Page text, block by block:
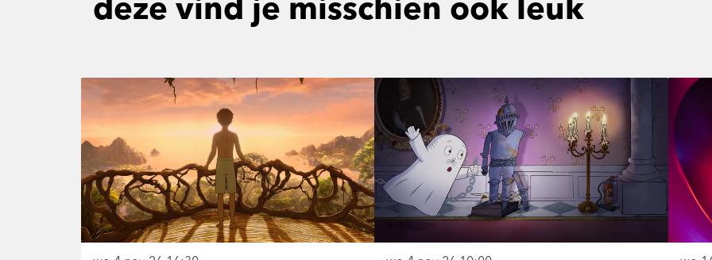
deze vind je misschien ook leuk